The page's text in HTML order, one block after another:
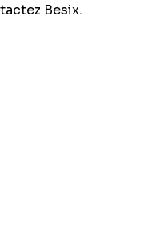
Besix.